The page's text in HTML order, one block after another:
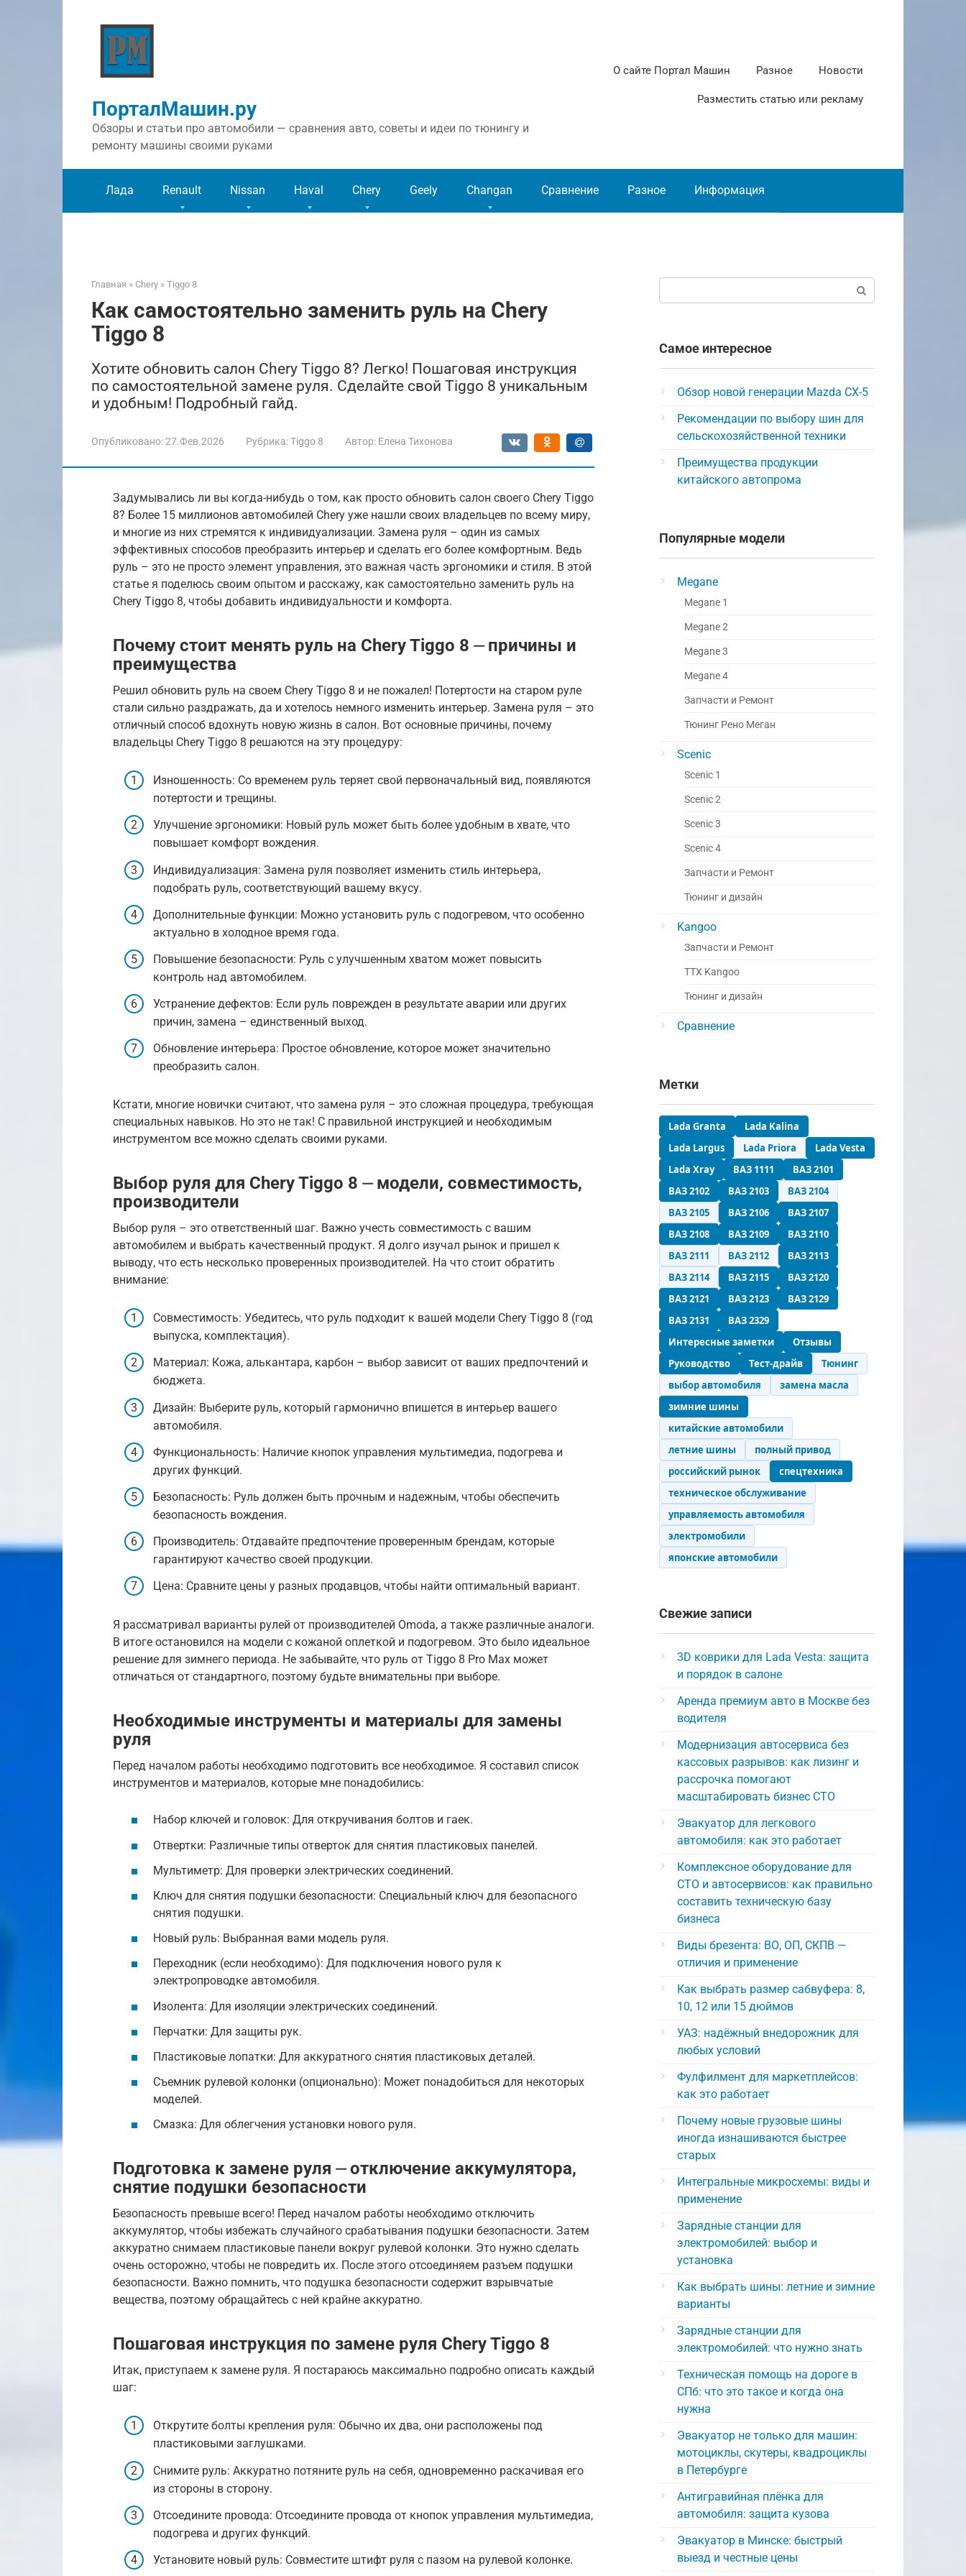
ПорталМашин.ру
Обзоры и статьи про автомобили — сравнения авто, советы и идеи по тюнингу и
ремонту машины своими руками
О сайте Портал Машин Разное Новости
Разместить статью или рекламу
Лада Renault Nissan Haval Chery Geely Changan Сравнение Разное Информация
Главная » Chery » Tiggo 8
Как самостоятельно заменить руль на Chery
Tiggo 8
Хотите обновить салон Chery Tiggo 8? Легко! Пошаговая инструкция
по самостоятельной замене руля. Сделайте свой Tiggo 8 уникальным
и удобным! Подробный гайд.
Опубликовано:27.Фев.2026 Рубрика:Tiggo 8 Автор: Елена Тихонова
Задумывались ли вы когда-нибудь о том, как просто обновить салон своего Chery Tiggo
8? Более 15 миллионов автомобилей Chery уже нашли своих владельцев по всему миру,
и многие из них стремятся к индивидуализации. Замена руля – один из самых
эффективных способов преобразить интерьер и сделать его более комфортным. Ведь
руль – это не просто элемент управления, это важная часть эргономики и стиля. В этой
статье я поделюсь своим опытом и расскажу, как самостоятельно заменить руль на
Chery Tiggo 8, чтобы добавить индивидуальности и комфорта.
Почему стоит менять руль на Chery Tiggo 8 ⏤ причины и
преимущества
Решил обновить руль на своем Chery Tiggo 8 и не пожалел! Потертости на старом руле
стали сильно раздражать, да и хотелось немного изменить интерьер. Замена руля – это
отличный способ вдохнуть новую жизнь в салон. Вот основные причины, почему
владельцы Chery Tiggo 8 решаются на эту процедуру:
Изношенность: Со временем руль теряет свой первоначальный вид, появляются
потертости и трещины.
Улучшение эргономики: Новый руль может быть более удобным в хвате, что
повышает комфорт вождения.
Индивидуализация: Замена руля позволяет изменить стиль интерьера,
подобрать руль, соответствующий вашему вкусу.
Дополнительные функции: Можно установить руль с подогревом, что особенно
актуально в холодное время года.
Повышение безопасности: Руль с улучшенным хватом может повысить
контроль над автомобилем.
Устранение дефектов: Если руль поврежден в результате аварии или других
причин, замена – единственный выход.
Обновление интерьера: Простое обновление, которое может значительно
преобразить салон.
Кстати, многие новички считают, что замена руля – это сложная процедура, требующая
специальных навыков. Но это не так! С правильной инструкцией и необходимым
инструментом все можно сделать своими руками.
Выбор руля для Chery Tiggo 8 ⏤ модели, совместимость,
производители
Выбор руля – это ответственный шаг. Важно учесть совместимость с вашим
автомобилем и выбрать качественный продукт. Я долго изучал рынок и пришел к
выводу, что есть несколько проверенных производителей. На что стоит обратить
внимание:
Совместимость: Убедитесь, что руль подходит к вашей модели Chery Tiggo 8 (год
выпуска, комплектация).
Материал: Кожа, алькантара, карбон – выбор зависит от ваших предпочтений и
бюджета.
Дизайн: Выберите руль, который гармонично впишется в интерьер вашего
автомобиля.
Функциональность: Наличие кнопок управления мультимедиа, подогрева и
других функций.
Безопасность: Руль должен быть прочным и надежным, чтобы обеспечить
безопасность вождения.
Производитель: Отдавайте предпочтение проверенным брендам, которые
гарантируют качество своей продукции.
Цена: Сравните цены у разных продавцов, чтобы найти оптимальный вариант.
Я рассматривал варианты рулей от производителей Omoda, а также различные аналоги.
В итоге остановился на модели с кожаной оплеткой и подогревом. Это было идеальное
решение для зимнего периода. Не забывайте, что руль от Tiggo 8 Pro Max может
отличаться от стандартного, поэтому будьте внимательны при выборе.
Необходимые инструменты и материалы для замены
руля
Перед началом работы необходимо подготовить все необходимое. Я составил список
инструментов и материалов, которые мне понадобились:
Набор ключей и головок: Для откручивания болтов и гаек.
Отвертки: Различные типы отверток для снятия пластиковых панелей.
Мультиметр: Для проверки электрических соединений.
Ключ для снятия подушки безопасности: Специальный ключ для безопасного
снятия подушки.
Новый руль: Выбранная вами модель руля.
Переходник (если необходимо): Для подключения нового руля к
электропроводке автомобиля.
Изолента: Для изоляции электрических соединений.
Перчатки: Для защиты рук.
Пластиковые лопатки: Для аккуратного снятия пластиковых деталей.
Съемник рулевой колонки (опционально): Может понадобиться для некоторых
моделей.
Смазка: Для облегчения установки нового руля.
Подготовка к замене руля ⏤ отключение аккумулятора,
снятие подушки безопасности
Безопасность превыше всего! Перед началом работы необходимо отключить
аккумулятор, чтобы избежать случайного срабатывания подушки безопасности. Затем
аккуратно снимаем пластиковые панели вокруг рулевой колонки. Это нужно сделать
очень осторожно, чтобы не повредить их. После этого отсоединяем разъем подушки
безопасности. Важно помнить, что подушка безопасности содержит взрывчатые
вещества, поэтому обращайтесь с ней крайне аккуратно.
Пошаговая инструкция по замене руля Chery Tiggo 8
Итак, приступаем к замене руля. Я постараюсь максимально подробно описать каждый
шаг:
Открутите болты крепления руля: Обычно их два, они расположены под
пластиковыми заглушками.
Снимите руль: Аккуратно потяните руль на себя, одновременно раскачивая его
из стороны в сторону.
Отсоедините провода: Отсоедините провода от кнопок управления мультимедиа,
подогрева и других функций.
Установите новый руль: Совместите штифт руля с пазом на рулевой колонке.
Самое интересное
Обзор новой генерации Mazda CX-5
Рекомендации по выбору шин для
сельскохозяйственной техники
Преимущества продукции
китайского автопрома
Популярные модели
Megane
Megane 1
Megane 2
Megane 3
Megane 4
Запчасти и Ремонт
Тюнинг Рено Меган
Scenic
Scenic 1
Scenic 2
Scenic 3
Scenic 4
Запчасти и Ремонт
Тюнинг и дизайн
Kangoo
Запчасти и Ремонт
ТТХ Kangoo
Тюнинг и дизайн
Сравнение
Метки
Lada Granta
Lada Kalina
Lada Largus
Lada Priora
Lada Vesta
Lada Xray
ВАЗ 1111
ВАЗ 2101
ВАЗ 2102
ВАЗ 2103
ВАЗ 2104
ВАЗ 2105
ВАЗ 2106
ВАЗ 2107
ВАЗ 2108
ВАЗ 2109
ВАЗ 2110
ВАЗ 2111
ВАЗ 2112
ВАЗ 2113
ВАЗ 2114
ВАЗ 2115
ВАЗ 2120
ВАЗ 2121
ВАЗ 2123
ВАЗ 2129
ВАЗ 2131
ВАЗ 2329
Интересные заметки
Отзывы
Руководство
Тест-драйв
Тюнинг
выбор автомобиля
замена масла
зимние шины
китайские автомобили
летние шины
полный привод
российский рынок
спецтехника
техническое обслуживание
управляемость автомобиля
электромобили
японские автомобили
Свежие записи
3D коврики для Lada Vesta: защита
и порядок в салоне
Аренда премиум авто в Москве без
водителя
Модернизация автосервиса без
кассовых разрывов: как лизинг и
рассрочка помогают
масштабировать бизнес СТО
Эвакуатор для легкового
автомобиля: как это работает
Комплексное оборудование для
СТО и автосервисов: как правильно
составить техническую базу
бизнеса
Виды брезента: ВО, ОП, СКПВ —
отличия и применение
Как выбрать размер сабвуфера: 8,
10, 12 или 15 дюймов
УАЗ: надёжный внедорожник для
любых условий
Фулфилмент для маркетплейсов:
как это работает
Почему новые грузовые шины
иногда изнашиваются быстрее
старых
Интегральные микросхемы: виды и
применение
Зарядные станции для
электромобилей: выбор и
установка
Как выбрать шины: летние и зимние
варианты
Зарядные станции для
электромобилей: что нужно знать
Техническая помощь на дороге в
СПб: что это такое и когда она
нужна
Эвакуатор не только для машин:
мотоциклы, скутеры, квадроциклы
в Петербурге
Антигравийная плёнка для
автомобиля: защита кузова
Эвакуатор в Минске: быстрый
выезд и честные цены